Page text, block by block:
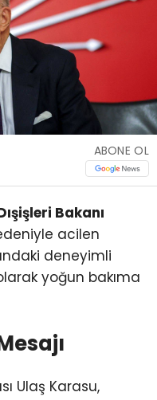
ABONE OL
Bakanı
acilen
deneyimli
yoğun bakıma
Ulaş Karasu,